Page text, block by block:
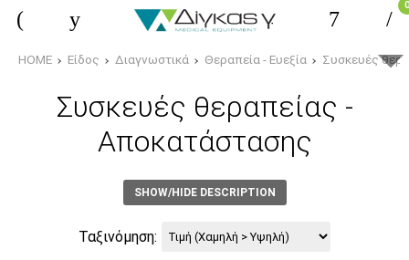
0
HOME Είδος Διαγνωστικά Θεραπεία - Ευεξία Συσκευές
Συσκευές θεραπείας -
Αποκατάστασης
SHOW/HIDE DESCRIPTION
Ταξινόμηση: